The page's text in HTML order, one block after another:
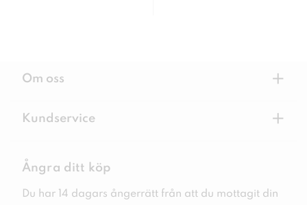
Om oss +
Kundservice +
Ångra ditt köp
Du har 14 dagars ångerrätt från att du mottagit din